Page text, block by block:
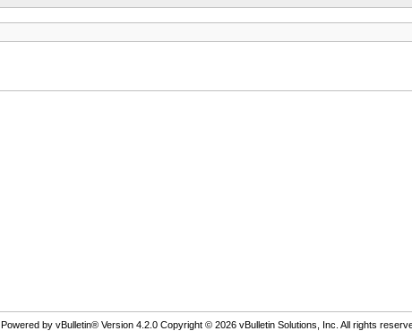
Powered by vBulletin® Version 4.2.0 Copyright © 2026 vBulletin Solutions, Inc. All rights